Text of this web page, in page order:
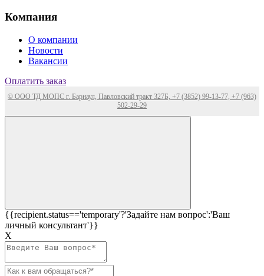
Компания
О компании
Новости
Вакансии
Оплатить заказ
© ООО ТД МОПС г. Барнаул, Павловский тракт 327Б, +7 (3852) 99-13-77, +7 (963)
502-29-29
{{recipient.status=='temporary'?'Задайте нам вопрос':'Ваш
личный консультант'}}
Х